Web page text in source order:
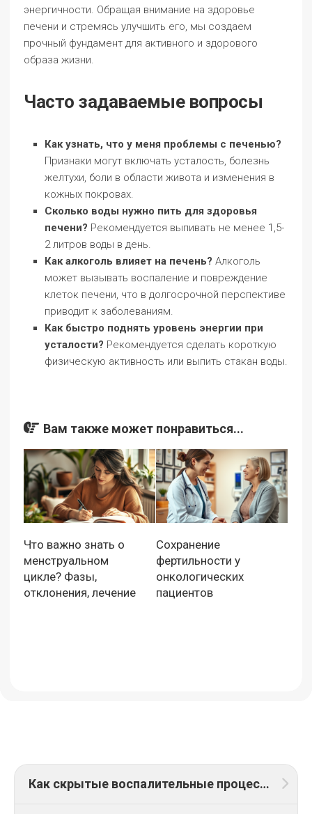
энергичности. Обращая внимание на здоровье
печени и стремясь улучшить его, мы создаем
прочный фундамент для активного и здорового
образа жизни.
Часто задаваемые вопросы
Как узнать, что у меня проблемы с печенью?
Признаки могут включать усталость, болезнь
желтухи, боли в области живота и изменения в
кожных покровах.
Сколько воды нужно пить для здоровья
печени? Рекомендуется выпивать не менее 1,5-
2 литров воды в день.
Как алкоголь влияет на печень? Алкоголь
может вызывать воспаление и повреждение
клеток печени, что в долгосрочной перспективе
приводит к заболеваниям.
Как быстро поднять уровень энергии при
усталости? Рекомендуется сделать короткую
физическую активность или выпить стакан воды.
Вам также может понравиться...
Что важно знать о
менструальном
цикле? Фазы,
отклонения, лечение
Сохранение
фертильности у
онкологических
пациентов
Как скрытые воспалительные процессы влияют на общее самочувствие